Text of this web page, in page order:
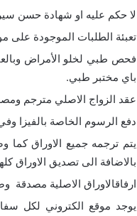
لا حكم عليه او شهادة حسن
تعبئة الطلبات الموجودة على
فحص طبي لخلو الأمراض
باي مختبر طبي.
عقد الزواج الاصلي مترجم
دفع الرسوم الخاصة بالفيزا
يتم ترجمه جميع الاوراق كما
بالاضافة الى تصديق الاوراق
ارفاقالاوراق الاصلية مصدقة
يوجد موقع الكتروني لكل